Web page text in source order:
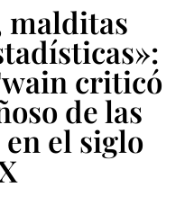
malditas
criticó
de las
el siglo